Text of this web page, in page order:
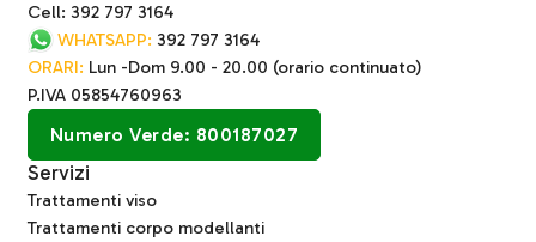
Cell: 392 797 3164
WHATSAPP: 392 797 3164
ORARI: Lun -Dom 9.00 - 20.00 (orario continuato)
P.IVA 05854760963
Numero Verde: 800187027
Servizi
Trattamenti viso
Trattamenti corpo modellanti